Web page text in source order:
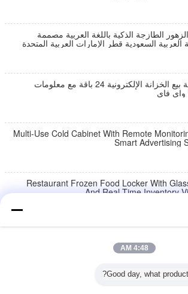
الطازجة الذكية باللغة العربية مصممة
العربية السعودية قطر الإمارات العربية المتحدة
نظام آلة بيع الخزانة الإلكترونية 24 باقة مع معلومات
واي فاي
Multi-Use Cold Cabinet With Remote
Smart Advertising
Restaurant Frozen Food Locker With
And Real-Time Inventory
Time Alerts And Double Glass
البيض الذكية مع نظام التحكم في درجة الحرارة مع
4:48 AM
Good day, what